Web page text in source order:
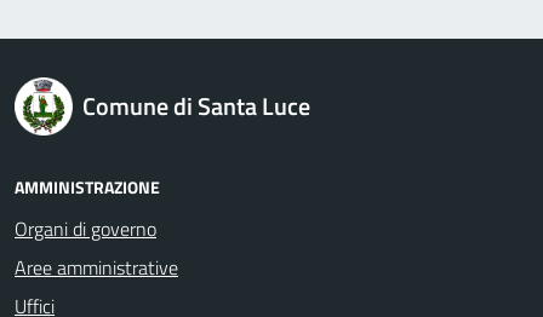
logo Unione Europea
Comune di Santa Luce
AMMINISTRAZIONE
Organi di governo
Aree amministrative
Uffici